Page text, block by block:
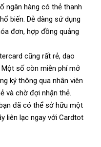
ngân hàng có thẻ thanh
biến. Dễ dàng sử dụng
đơn, hợp đồng quảng
cũng rất rẻ, dao
số còn miễn phí mở
ký thông qua nhân viên
và chờ đợi nhận thẻ.
đã có thể sở hữu một
liên lạc ngay với Cardtot